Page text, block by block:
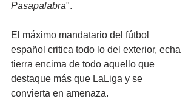
Pasapalabra".
El máximo mandatario del fútbol
español critica todo lo del exterior, echa
tierra encima de todo aquello que
destaque más que LaLiga y se
convierta en amenaza.